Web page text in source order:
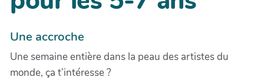
Une accroche
Une semaine entière dans la peau des artistes du
monde, ça t’intéresse ?